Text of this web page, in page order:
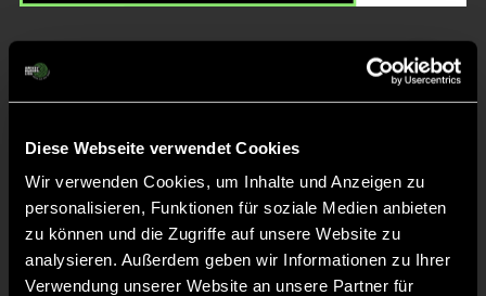
Diese Webseite verwendet Cookies
Wir verwenden Cookies, um Inhalte und Anzeigen zu
personalisieren, Funktionen für soziale Medien anbieten
zu können und die Zugriffe auf unsere Website zu
analysieren. Außerdem geben wir Informationen zu Ihrer
Verwendung unserer Website an unsere Partner für
Liveticker